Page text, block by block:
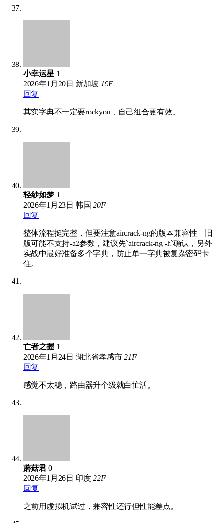
小幸运星 1
2026年1月20日 新加坡 19F
回复
其实字典不一定要rockyou，自己组合更有效。
轻纱如梦 1
2026年1月23日 韩国 20F
回复
整体流程挺完整，但要注意aircrack-ng的版本兼容性，旧
版可能不支持‑a2参数，建议先`aircrack-ng -h`确认，另外
实战中最好准备多个字典，防止单一字典被复杂密码卡
住。
亡者之握 1
2026年1月24日 湖北省孝感市 21F
回复
感觉不太稳，路由器升个级就白忙活。
蘑菇君 0
2026年1月26日 印度 22F
回复
之前用虚拟机试过，兼容性还行但性能差点。